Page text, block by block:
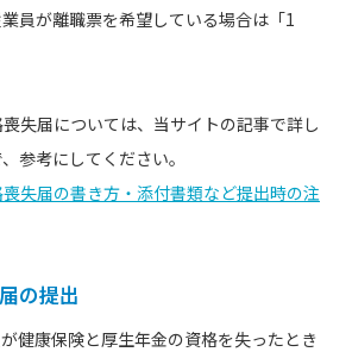
員が離職票を希望している場合は「1
失届については、当サイトの記事で詳し
参考にしてください。
失届の書き方・添付書類など提出時の注
の提出
健康保険と厚生年金の資格を失ったとき